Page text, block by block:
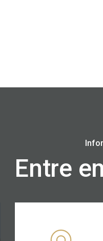
Entre